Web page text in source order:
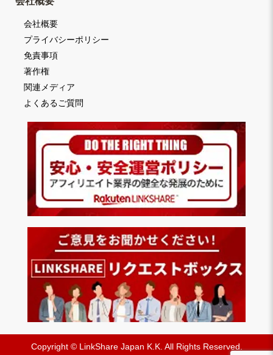
会社概要
プライバシーポリシー
免責事項
著作権
関連メディア
よくあるご質問
Copyright © LinkShare Japan K.K. All Rights Reserved.